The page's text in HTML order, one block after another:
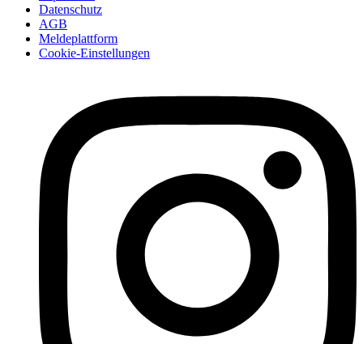
Datenschutz
AGB
Meldeplattform
Cookie-Einstellungen